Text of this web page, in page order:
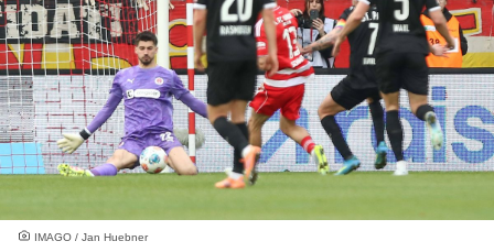
IMAGO / Jan Huebner